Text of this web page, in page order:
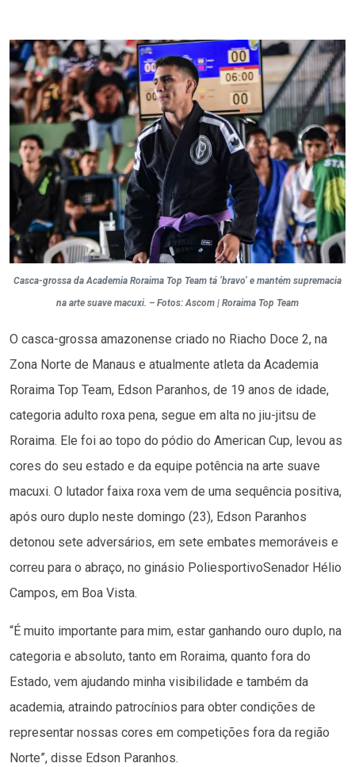
Casca-grossa da Academia Roraima Top Team tá ‘bravo’ e mantém supremacia
na arte suave macuxi. – Fotos: Ascom | Roraima Top Team
O casca-grossa amazonense criado no Riacho Doce 2, na
Zona Norte de Manaus e atualmente atleta da Academia
Roraima Top Team, Edson Paranhos, de 19 anos de idade,
categoria adulto roxa pena, segue em alta no jiu-jitsu de
Roraima. Ele foi ao topo do pódio do American Cup, levou as
cores do seu estado e da equipe potência na arte suave
macuxi. O lutador faixa roxa vem de uma sequência positiva,
após ouro duplo neste domingo (23), Edson Paranhos
detonou sete adversários, em sete embates memoráveis e
correu para o abraço, no ginásio PoliesportivoSenador Hélio
Campos, em Boa Vista.
“É muito importante para mim, estar ganhando ouro duplo, na
categoria e absoluto, tanto em Roraima, quanto fora do
Estado, vem ajudando minha visibilidade e também da
academia, atraindo patrocínios para obter condições de
representar nossas cores em competições fora da região
Norte”, disse Edson Paranhos.